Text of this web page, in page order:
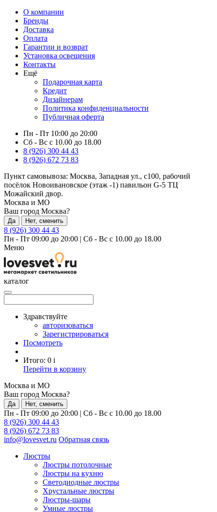
О компании
Бренды
Доставка
Оплата
Гарантии и возврат
Установка освещения
Контакты
Ещё
Подарочная карта
Кредит
Дизайнерам
Политика конфиденциальности
Публичная оферта
Пн - Пт 10:00 до 20:00
Сб - Вс с 10.00 до 18.00
8 (926) 300 44 43
8 (926) 672 73 83
Пункт самовывоза: Москва, Западная ул., с100, рабочий
посёлок Новоивановское (этаж -1) павильон G-5 ТЦ
Можайский двор.
Москва и МО
Ваш город Москва?
Да Нет, сменить
8 (926) 300 44 43
Пн - Пт 09:00 до 20:00 | Сб - Вс с 10.00 до 18.00
Меню
каталог
Здравствуйте
авторизоваться
Зарегистрироваться
Посмотреть
Итого: 0 i
Перейти в корзину
Москва и МО
Ваш город Москва?
Да Нет, сменить
Пн - Пт 09:00 до 20:00 | Сб - Вс с 10.00 до 18.00
8 (926) 300 44 43
8 (926) 672 73 83
info@lovesvet.ru Обратная связь
Люстры
Люстры потолочные
Люстры на кухню
Светодиодные люстры
Хрустальные люстры
Люстры-шары
Умные люстры